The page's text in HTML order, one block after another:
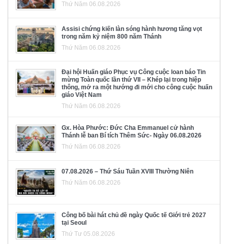
Thứ Năm 06.08.2026
Assisi chứng kiến làn sóng hành hương tăng vọt
trong năm kỷ niệm 800 năm Thánh
Thứ Năm 06.08.2026
Đại hội Huấn giáo Phục vụ Công cuộc loan báo Tin
mừng Toàn quốc lần thứ VII – Khép lại trong hiệp
thông, mở ra một hướng đi mới cho công cuộc huấn
giáo Việt Nam
Thứ Năm 06.08.2026
Gx. Hòa Phước: Đức Cha Emmanuel cử hành
Thánh lễ ban Bí tích Thêm Sức- Ngày 06.08.2026
Thứ Năm 06.08.2026
07.08.2026 – Thứ Sáu Tuần XVIII Thường Niên
Thứ Năm 06.08.2026
Công bố bài hát chủ đề ngày Quốc tế Giới trẻ 2027
tại Seoul
Thứ Tư 05.08.2026